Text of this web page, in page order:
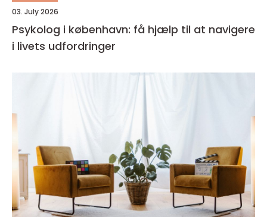
03. July 2026
Psykolog i københavn: få hjælp til at navigere
i livets udfordringer